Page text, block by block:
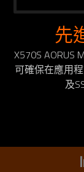
先
X570S AORUS
可確保在應用
及